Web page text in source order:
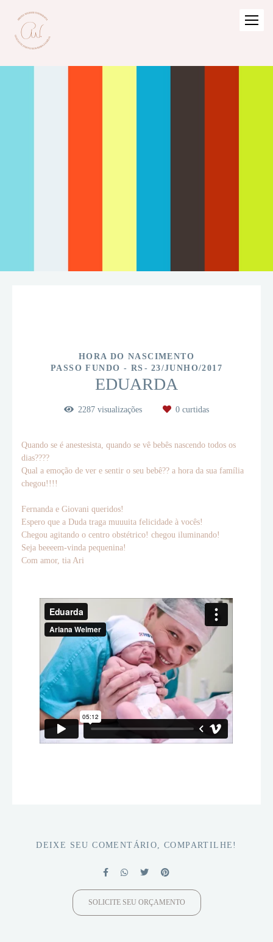
HORA DO NASCIMENTO
PASSO FUNDO - RS
23/JUNHO/2017
EDUARDA
2287 visualizações 0 curtidas
Quando se é anestesista, quando se vê bebês nascendo todos os
dias????
Qual a emoção de ver e sentir o seu bebê?? a hora da sua família
chegou!!!!
Fernanda e Giovani queridos!
Espero que a Duda traga muuuita felicidade à vocês!
Chegou agitando o centro obstétrico! chegou iluminando!
Seja beeeem-vinda pequenina!
Com amor, tia Ari
DEIXE SEU COMENTÁRIO, COMPARTILHE!
SOLICITE SEU ORÇAMENTO